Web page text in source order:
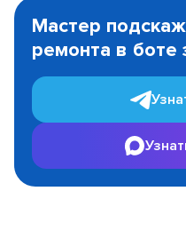
1
Мастер
ремонта в боте